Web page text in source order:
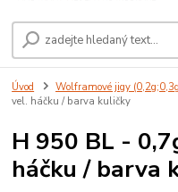
Úvod Wolframové jigy
vel. háčku / barva kuličky
H 950 BL -
háčku / barva